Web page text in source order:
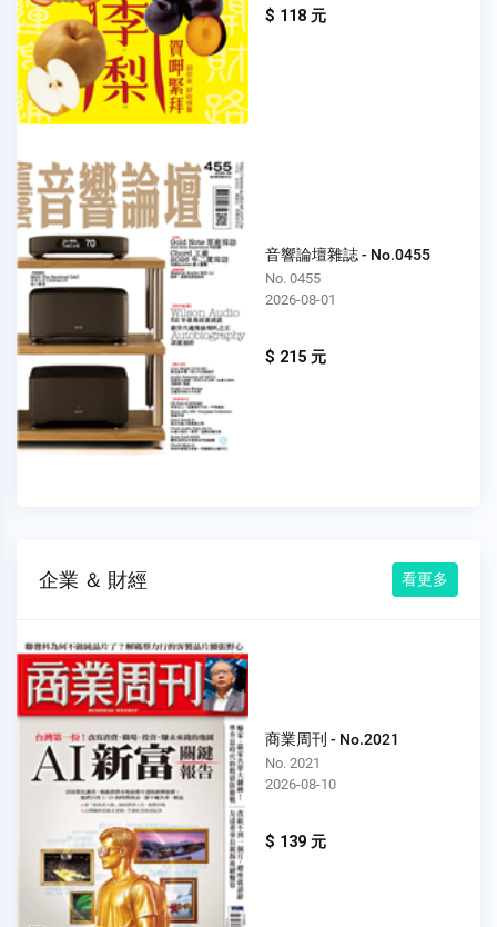
$ 118 元
音響論壇雜誌 - No.0455
No. 0455
2026-08-01
$ 215 元
企業 ＆ 財經 看更多
商業周刊 - No.2021
No. 2021
2026-08-10
$ 139 元